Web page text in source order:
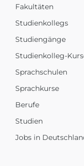
Fakultäten
Studienkollegs
Studiengänge
Studienkolleg-
Sprachschulen
Sprachkurse
Berufe
Studien
Jobs in